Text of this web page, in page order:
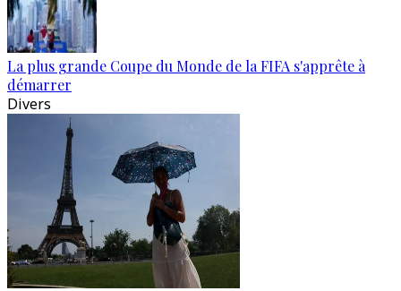
La plus grande Coupe du Monde de la FIFA s'apprête à
démarrer
Divers